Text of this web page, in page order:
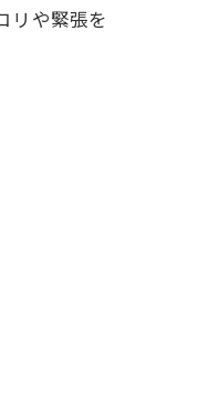
リや緊張を